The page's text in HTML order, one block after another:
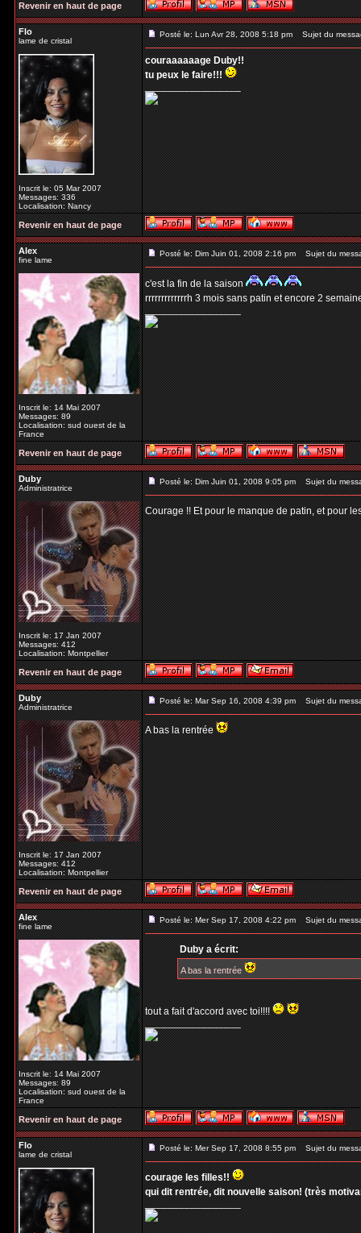
Revenir en haut de page
Flo
lame de cristal
Inscrit le: 05 Mar 2007
Messages: 336
Localisation: Nancy
Posté le: Lun Avr 28, 2008 5:18 pm Sujet du
couraaaaaage Duby!!
tu peux le faire!!!
_________________
Revenir en haut de page
Alex
fine lame
Inscrit le: 14 Mai 2007
Messages: 89
Localisation: sud ouest de la
France
Posté le: Dim Juin 01, 2008 2:16 pm Sujet du
c'est la fin de la saison
rrrrrrrrrrrrrh 3 mois sans patin et encore 2
_________________
Revenir en haut de page
Duby
Administratrice
Inscrit le: 17 Jan 2007
Messages: 412
Localisation: Montpellier
Posté le: Dim Juin 01, 2008 9:05 pm Sujet du
Courage !! Et pour le manque de patin, et pour
Revenir en haut de page
Duby
Administratrice
Inscrit le: 17 Jan 2007
Messages: 412
Localisation: Montpellier
Posté le: Mar Sep 16, 2008 4:39 pm Sujet du
A bas la rentrée
Revenir en haut de page
Alex
fine lame
Inscrit le: 14 Mai 2007
Messages: 89
Localisation: sud ouest de la
France
Posté le: Mer Sep 17, 2008 4:22 pm Sujet du
Duby a écrit:
A bas la rentrée
tout a fait d'accord avec toi!!!!
_________________
Revenir en haut de page
Flo
lame de cristal
Posté le: Mer Sep 17, 2008 8:55 pm Sujet du
courage les filles!!
qui dit rentrée, dit nouvelle saison! (très
_________________